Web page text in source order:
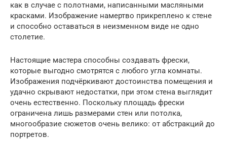
как в случае с полотнами, написанными масляными
красками. Изображение намертво прикреплено к стене
и способно оставаться в неизменном виде не одно
столетие.
Настоящие мастера способны создавать фрески,
которые выгодно смотрятся с любого угла комнаты.
Изображения подчёркивают достоинства помещения и
удачно скрывают недостатки, при этом стена выглядит
очень естественно. Поскольку площадь фрески
ограничена лишь размерами стен или потолка,
многообразие сюжетов очень велико: от абстракций до
портретов.